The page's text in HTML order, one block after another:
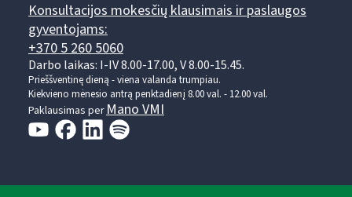
Konsultacijos mokesčių klausimais ir paslaugos
gyventojams:
+370 5 260 5060
Darbo laikas: I-IV 8.00-17.00, V 8.00-15.45.
Prieššventinę dieną - viena valanda trumpiau.
Kiekvieno mėnesio antrą penktadienį 8.00 val. - 12.00 val.
Paklausimas perMano VMI